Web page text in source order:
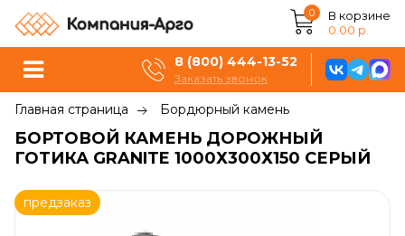
0
В корзине
0.00 р.
8 (800) 444-13-52
Заказать звонок
Главная страница Бордюрный камень
БОРТОВОЙ КАМЕНЬ ДОРОЖНЫЙ
ГОТИКА GRANITE 1000Х300Х150 СЕРЫЙ
предзаказ